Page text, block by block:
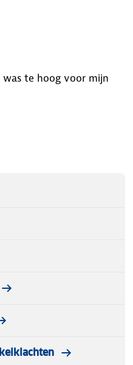
te hoog voor mijn